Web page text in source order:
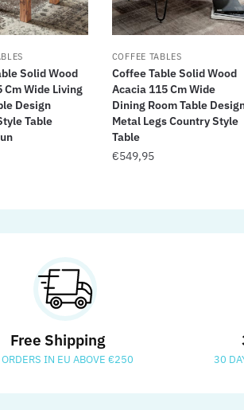
Solid Wood
Cm Wide Living
Design
Table
COFFEE TABLES
Coffee Table Solid Wood
Acacia 115 Cm Wide
Dining Room Table
Metal Legs Country Style
Table
€549,95
Free Shipping
IN EU ABOVE €250 30